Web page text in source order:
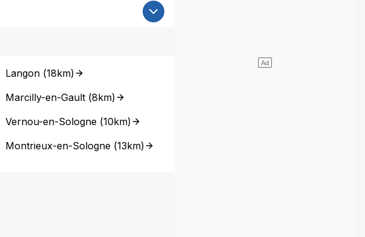
Langon(18km)
Marcilly-en-Gault(8km)
Vernou-en-Sologne(10km)
Montrieux-en-Sologne(13km)